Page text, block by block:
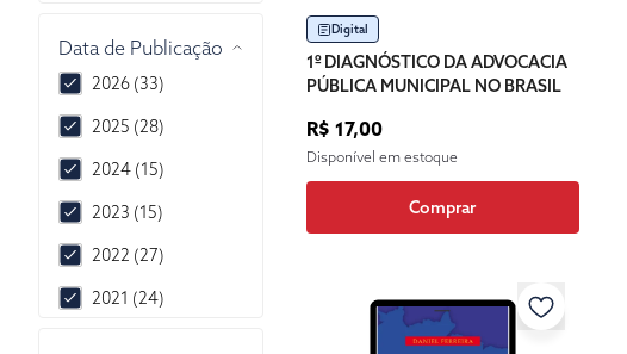
Data de Publicação
2026 (33)
2025 (28)
2024 (15)
2023 (15)
2022 (27)
2021 (24)
Penal (1)
Lançamentos (2)
Digital
1º DIAGNÓSTICO DA ADVOCACIA
PÚBLICA MUNICIPAL NO BRASIL
R$ 17,00
Disponível em estoque
Comprar